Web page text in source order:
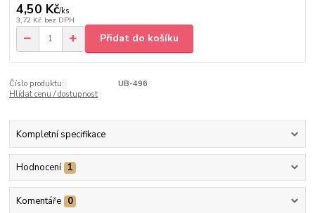
4,50 Kč/ks
3,72 Kč bez DPH
Přidat do košíku
Číslo produktu:
UB-496
Hlídat cenu / dostupnost
Kompletní specifikace
Hodnocení 1
Komentáře 0